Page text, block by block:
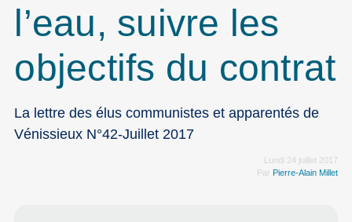
l’eau, suivre les
objectifs du contrat
La lettre des élus communistes et apparentés de
Vénissieux N°42-Juillet 2017
Lundi 24 juillet 2017
Par Pierre-Alain Millet